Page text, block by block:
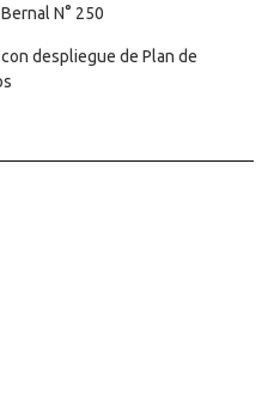
N° 250
despliegue de Plan de